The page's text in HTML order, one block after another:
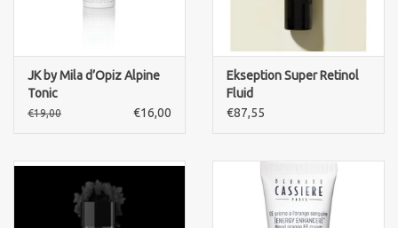
JK by Mila d’Opiz Alpine
Tonic
€19,00 €16,00
Ekseption Super Retinol
Fluid
€87,55